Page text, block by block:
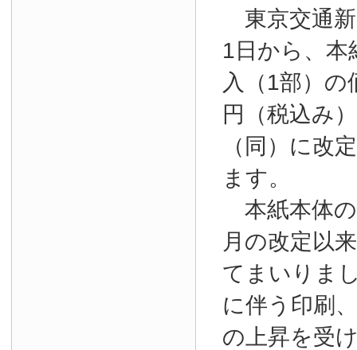
東京交通
1日から、本
入（1部）
円（税込み
（同）に改
ます。
本紙本体
月の改定以
てまいりま
に伴う印刷
の上昇を受